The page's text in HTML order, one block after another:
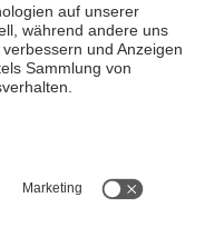
in den
der Inhalte, können Fehler
Richtigkeit und